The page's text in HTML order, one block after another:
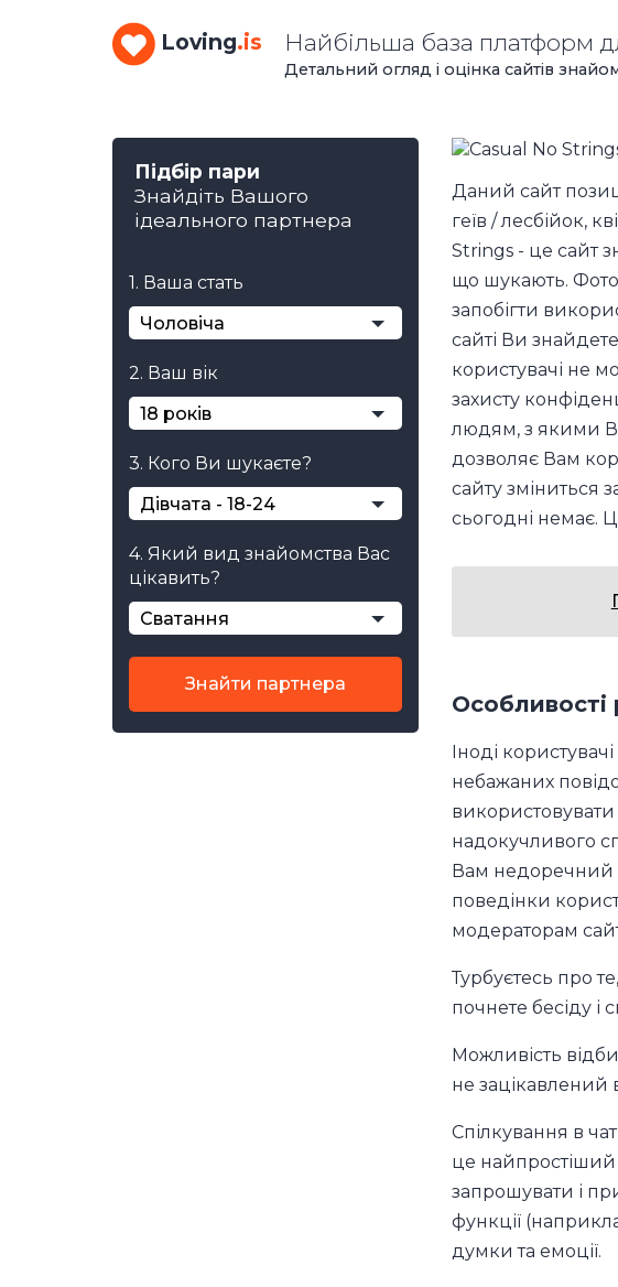
Loving.is Найбільша база платформ
Детальний огляд і оцінка сайтів
Підбір пари
Знайдіть Вашого
ідеального партнера
1. Ваша стать
Чоловіча
2. Ваш вік
18 років
3. Кого Ви шукаєте?
Дівчата - 18-24
4. Який вид знайомства Вас
цікавить?
Сватання
Знайти партнера
Даний сайт
геїв / лесбійок,
Strings - це сайт
що шукають.
запобігти
сайті Ви
користувачі не
захисту
людям, з якими
дозволяє Вам
сайту зміниться
сьогодні немає.
Особливості
Іноді
небажаних
використовувати
надокучливого
Вам недоречний
поведінки
модераторам
Турбуєтесь про
почнете бесіду
Можливість
не зацікавлений
Спілкування в
це найпростіший
запрошувати і
функції
думки та емоції.